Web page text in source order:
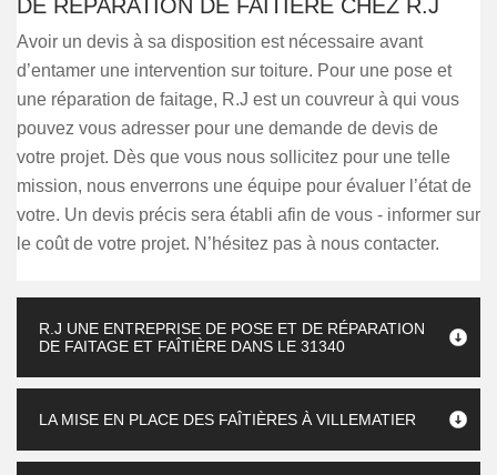
DE RÉPARATION DE FAITIÈRE CHEZ R.J
Avoir un devis à sa disposition est nécessaire avant
d’entamer une intervention sur toiture. Pour une pose et
une réparation de faitage, R.J est un couvreur à qui vous
pouvez vous adresser pour une demande de devis de
votre projet. Dès que vous nous sollicitez pour une telle
mission, nous enverrons une équipe pour évaluer l’état de
votre. Un devis précis sera établi afin de vous - informer sur
le coût de votre projet. N’hésitez pas à nous contacter.
R.J UNE ENTREPRISE DE POSE ET DE RÉPARATION
DE FAITAGE ET FAÎTIÈRE DANS LE 31340
LA MISE EN PLACE DES FAÎTIÈRES À VILLEMATIER